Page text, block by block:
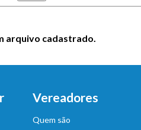
arquivo cadastrado.
Vereadores
Quem são